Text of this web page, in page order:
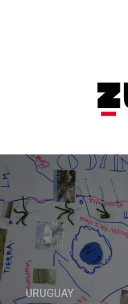
URUGUAY